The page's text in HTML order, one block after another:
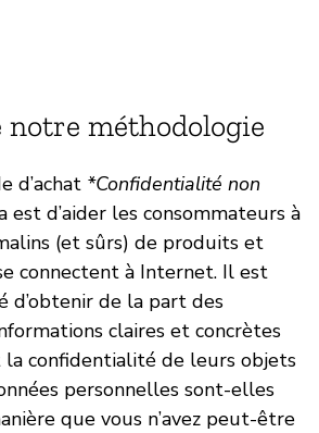
notre méthodologie
d’achat *Confidentialité non
est d’aider les consommateurs à
(et sûrs) de produits et
connectent à Internet. Il est
d’obtenir de la part des
claires et concrètes
confidentialité de leurs objets
personnelles sont-elles
que vous n’avez peut-être